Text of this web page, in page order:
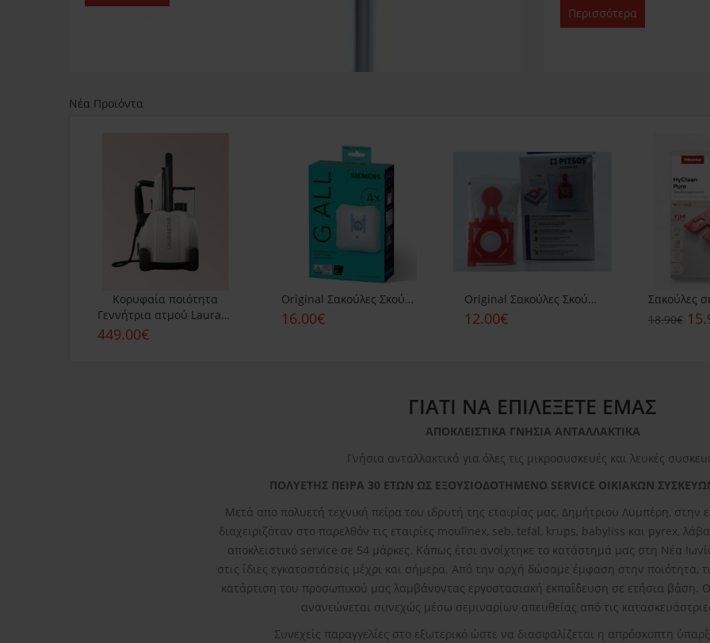
Περισσότερα
Νέα Προϊόντα
Κορυφαία ποιότητα
Γεννήτρια ατμού Laurastar Lift revive
449.00€
Original Σακούλες Σκούπας Siemens Type Gall
16.00€
Original Σακούλες Σκούπας Pitsos GVC425SP
12.00€
18.90€
ΓΙΑΤΙ ΝΑ ΕΠΙΛΕΞΕΤΕ ΕΜΑΣ
ΑΠΟΚΛΕΙΣΤΙΚΑ ΓΝΗΣΙΑ ΑΝΤΑΛΛΑΚΤΙΚΑ
Γνήσια ανταλλακτικά για όλες τις μικροσυσκευές και λευκές
ΠΟΛΥΕΤΗΣ ΠΕΙΡΑ 30 ΕΤΩΝ ΩΣ ΕΞΟΥΣΙΟΔΟΤΗΜΕΝΟ SERVICE ΟΙΚΙΑΚΩΝ
Μετά απο πολυετή τεχνική πείρα του ιδρυτή της εταιρίας μας, Δημήτριου Λυμπέρη,
διαχειριζόταν στο παρελθόν τις εταιρίες moulinex, seb, tefal, krups, babyliss και pyrex,
αποκλειστικό service σε 54 μάρκες. Κάπως έτσι ανοίχτηκε το κατάστημά μας στη Νέα
στις ίδιες εγκαταστάσεις μέχρι και σήμερα. Από την αρχή δώσαμε έμφαση στην ποιότητα,
κατάρτιση του προσωπικού μας λαμβάνοντας εργοστασιακή εκπαίδευση σε ετήσια βάση.
ανανεώνεται συνεχώς μέσω σεμιναρίων απευθείας από τις
Συνεχείς παραγγελίες στο εξωτερικό ώστε να διασφαλίζεται η απρόσκοπτη